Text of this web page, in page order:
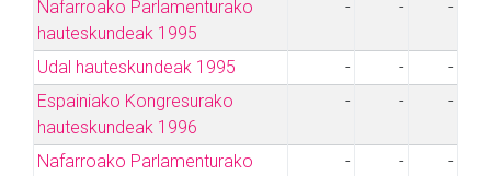
Nafarroako Parlamenturako
hauteskundeak 1995
- - -
Udal hauteskundeak 1995 - -
-
Espainiako Kongresurako
hauteskundeak 1996
- - -
Nafarroako Parlamenturako
- - -